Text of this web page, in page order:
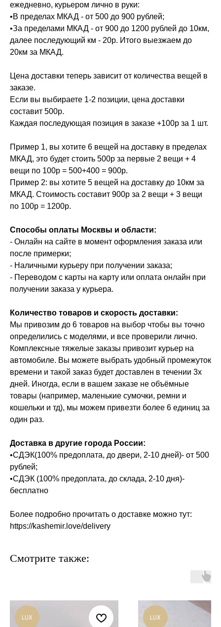
ежедневно, курьером лично в руки:
•В пределах МКАД - от 500 до 900 рублей;
•За пределами МКАД - от 900 до 1200 рублей до 10км,
далее последующий км - 20р. Итого выезжаем до
20км за МКАД.
Цена доставки теперь зависит от количества вещей в
заказе.
Если вы выбираете 1-2 позиции, цена доставки
составит 500р.
Каждая последующая позиция в заказе +100р за 1 шт.
Пример 1, вы хотите 6 вещей на доставку в пределах
МКАД, это будет стоить 500р за первые 2 вещи + 4
вещи по 100р = 500+400 = 900р.
Пример 2: вы хотите 5 вещей на доставку до 10км за
МКАД. Стоимость составит 900р за 2 вещи + 3 вещи
по 100р = 1200р.
Способы оплаты Москвы и области:
- Онлайн на сайте в момент оформления заказа или
после примерки;
- Наличными курьеру при получении заказа;
- Переводом с карты на карту или оплата онлайн при
получении заказа у курьера.
Количество товаров и скорость доставки:
Мы привозим до 6 товаров на выбор чтобы вы точно
определились с моделями, и все проверили лично.
Комплексные тяжелые заказы привозит курьер на
автомобиле. Вы можете выбрать удобный промежуток
времени и такой заказ будет доставлен в течении 3х
дней. Иногда, если в вашем заказе не объёмные
товары (например, маленькие сумочки, ремни и
кошельки и тд), мы можем привезти более 6 единиц за
один раз.
Доставка в другие города России:
•СДЭК(100% предоплата, до двери, 2-10 дней)- от 500
рублей;
•СДЭК (100% предоплата, до склада, 2-10 дня)-
бесплатно
Более подробно прочитать о доставке можно тут:
https://kashemir.love/delivery
Смотрите также:
LUX LUX